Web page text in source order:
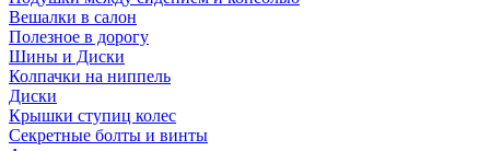
Вешалки в салон
Полезное в дорогу
Шины и Диски
Колпачки на ниппель
Диски
Крышки ступиц колес
Секретные болты и винты